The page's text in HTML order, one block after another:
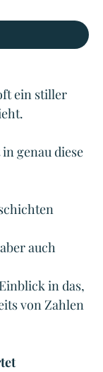
ein stiller
genau diese
auch
in das,
von Zahlen